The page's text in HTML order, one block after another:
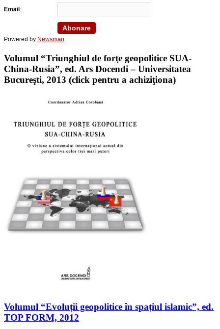
Email :
Powered by Newsman
Volumul “Triunghiul de forţe geopolitice SUA-
China-Rusia”, ed. Ars Docendi – Universitatea
Bucureşti, 2013 (click pentru a achiziţiona)
Volumul “Evoluții geopolitice în spațiul islamic”, ed.
TOP FORM, 2012